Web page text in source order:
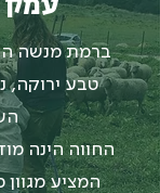
עמק
ברמת מנשה
טבע ירוקה,
החווה הינה
המציע מגוון